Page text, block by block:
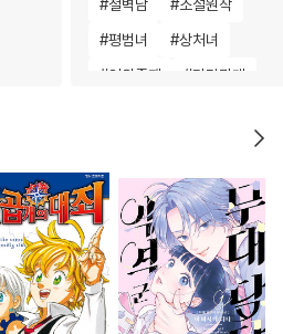
조교
수
#철벽남 #소설원작
#평범녀 #상처녀
#인외존재 #다각관계
#
절륜 #할리퀸
#나이차커플 #애증관계
#
로맨스 #짝사랑 # 성장
#계략남 #재벌남 # 능력
# 집착남
연하남